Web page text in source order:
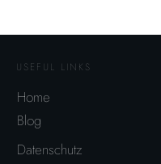
USEFUL LINKS
Home
Blog
Datenschutz